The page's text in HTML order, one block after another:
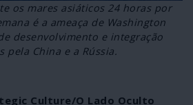
os mares asiáticos 24 horas por
é a ameaça de Washington
desenvolvimento e integração
China e a Rússia.
Culture/O Lado Oculto